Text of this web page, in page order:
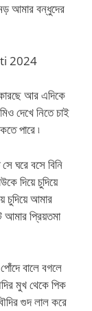
আমার বন্ধুদের
2024
আর এদিকে
দেখে নিতে চাই
পারে ৷
ঘরে বসে বিনি
দিয়ে চুদিয়ে
চুদিয়ে আমার
আমার প্রিয়তমা
বালে বগলে
মুখ থেকে পিক
গুদ লাল করে